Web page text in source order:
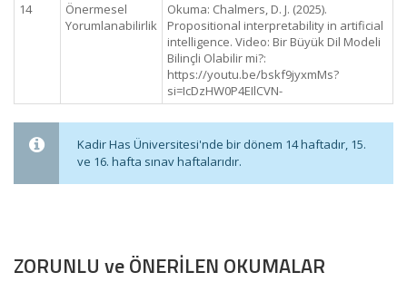
14
Önermesel
Yorumlanabilirlik
Okuma: Chalmers, D. J. (2025).
Propositional interpretability in artificial
intelligence. Video: Bir Büyük Dil Modeli
Bilinçli Olabilir mi?:
https://youtu.be/bskf9jyxmMs?
si=IcDzHW0P4EIlCVN-
Kadir Has Üniversitesi'nde bir dönem 14 haftadır, 15.
ve 16. hafta sınav haftalarıdır.
ZORUNLU ve ÖNERİLEN OKUMALAR